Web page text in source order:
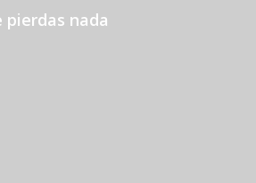
pierdas nada